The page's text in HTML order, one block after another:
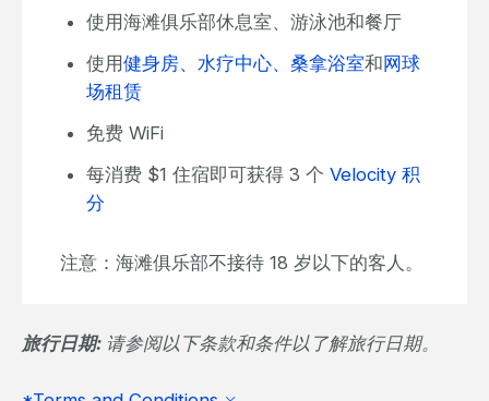
使用海滩俱乐部休息室、游泳池和餐厅
使用健身房、水疗中心、桑拿浴室和网球
场租赁
免费 WiFi
每消费 $1​​ 住宿即可获得 3 个 Velocity 积
分
注意：海滩俱乐部不接待 18 岁以下的客人。
旅行日期: 请参阅以下条款和条件以了解旅行日期。